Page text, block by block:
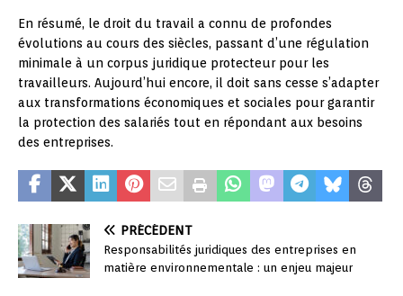
En résumé, le droit du travail a connu de profondes
évolutions au cours des siècles, passant d’une régulation
minimale à un corpus juridique protecteur pour les
travailleurs. Aujourd’hui encore, il doit sans cesse s’adapter
aux transformations économiques et sociales pour garantir
la protection des salariés tout en répondant aux besoins
des entreprises.
PRÉCÉDENT
Responsabilités juridiques des entreprises en
matière environnementale : un enjeu majeur